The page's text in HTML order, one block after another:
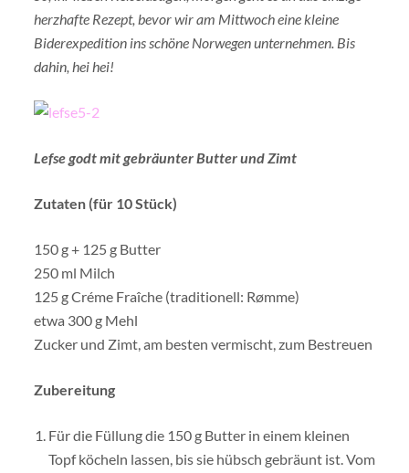
herzhafte Rezept, bevor wir am Mittwoch eine kleine
Biderexpedition ins schöne Norwegen unternehmen. Bis
dahin, hei hei!
Lefse godt mit gebräunter Butter und Zimt
Zutaten (für 10 Stück)
150 g + 125 g Butter
250 ml Milch
125 g Créme Fraîche (traditionell: Rømme)
etwa 300 g Mehl
Zucker und Zimt, am besten vermischt, zum Bestreuen
Zubereitung
Für die Füllung die 150 g Butter in einem kleinen
Topf köcheln lassen, bis sie hübsch gebräunt ist. Vom